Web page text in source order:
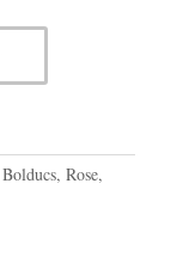
Bolducs, Rose,